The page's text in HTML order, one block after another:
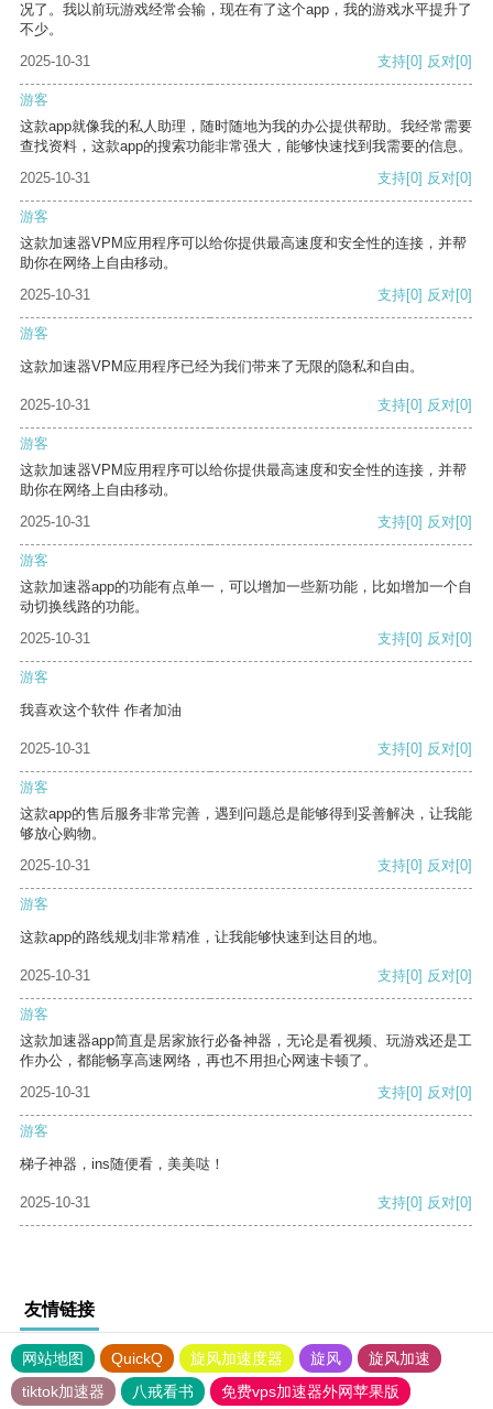
况了。我以前玩游戏经常会输，现在有了这个app，我的游戏水平提升了
不少。
2025-10-31
支持[0] 反对[0]
游客
这款app就像我的私人助理，随时随地为我的办公提供帮助。我经常需要
查找资料，这款app的搜索功能非常强大，能够快速找到我需要的信息。
2025-10-31
支持[0] 反对[0]
游客
这款加速器VPM应用程序可以给你提供最高速度和安全性的连接，并帮
助你在网络上自由移动。
2025-10-31
支持[0] 反对[0]
游客
这款加速器VPM应用程序已经为我们带来了无限的隐私和自由。
2025-10-31 支持[0] 反对[0]
游客
这款加速器VPM应用程序可以给你提供最高速度和安全性的连接，并帮
助你在网络上自由移动。
2025-10-31
支持[0] 反对[0]
游客
这款加速器app的功能有点单一，可以增加一些新功能，比如增加一个自
动切换线路的功能。
2025-10-31
支持[0] 反对[0]
游客
我喜欢这个软件 作者加油
2025-10-31 支持[0] 反对[0]
游客
这款app的售后服务非常完善，遇到问题总是能够得到妥善解决，让我能
够放心购物。
2025-10-31
支持[0] 反对[0]
游客
这款app的路线规划非常精准，让我能够快速到达目的地。
2025-10-31 支持[0] 反对[0]
游客
这款加速器app简直是居家旅行必备神器，无论是看视频、玩游戏还是工
作办公，都能畅享高速网络，再也不用担心网速卡顿了。
2025-10-31
支持[0] 反对[0]
游客
梯子神器，ins随便看，美美哒！
2025-10-31 支持[0] 反对[0]
友情链接
网站地图 QuickQ 旋风加速度器 旋风
旋风加速
tiktok加速器
八戒看书 免费vps加速器外网苹果版